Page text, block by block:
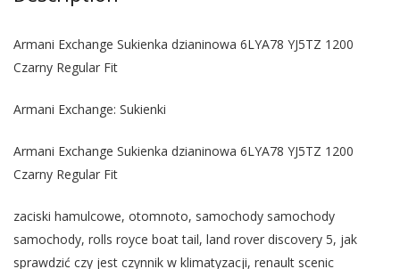
Armani Exchange Sukienka dzianinowa 6LYA78 YJ5TZ 1200
Czarny Regular Fit
Armani Exchange: Sukienki
Armani Exchange Sukienka dzianinowa 6LYA78 YJ5TZ 1200
Czarny Regular Fit
zaciski hamulcowe, otomnoto, samochody samochody
samochody, rolls royce boat tail, land rover discovery 5, jak
sprawdzić czy jest czynnik w klimatyzacji, renault scenic